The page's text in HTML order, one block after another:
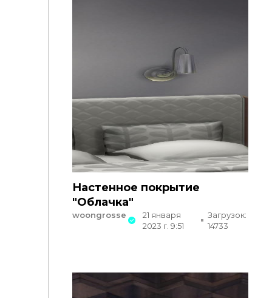
Настенное покрытие
"Облачка"
woongrosse
21 января
2023 г. 9:51
Загрузок:
14733